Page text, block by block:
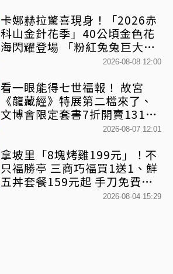
卡娜赫拉驚喜現身！「2026赤
科山金針花季」40公頃金色花
海閃耀登場 「粉紅兔兔巨大氣
球+超狂500樂遊券」快追
2026-08-08 12:00
看一眼能得七世福報！ 故宮
《龍藏經》特展第二檔來了、
文博會限定套書7折開賣131萬
網驚：貧窮限制想像2026-08-07 12:01
拿坡里「8塊烤雞199元」！不
只福勝亭 三商巧福買1送1、鮮
五丼套餐159元起 手刀免費領
2026-08-04 15:29